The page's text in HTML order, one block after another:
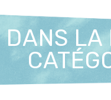
DANS LA